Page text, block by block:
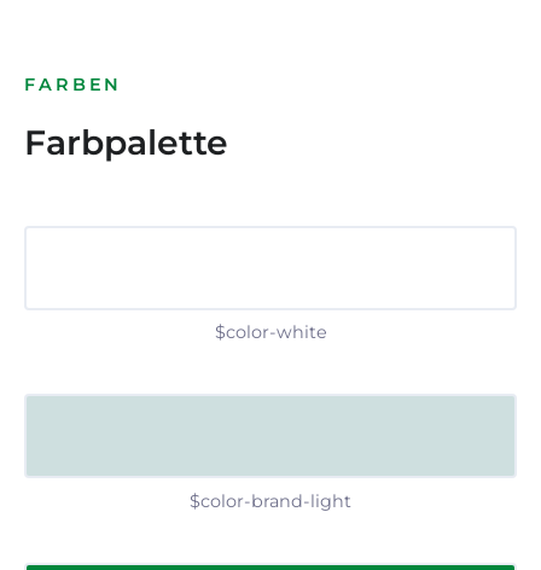
FARBEN
Farbpalette
$color-white
$color-brand-light